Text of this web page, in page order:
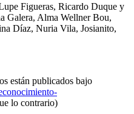
Figueras, Ricardo Duque y
Galera, Alma Wellner Bou,
Díaz, Nuria Vila, Josianito,
están publicados bajo
lo contrario)